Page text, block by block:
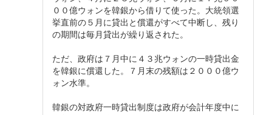
００億ウォンを韓銀から借りて使った。大統領選
挙直前の５月に貸出と償還がすべて中断し、残り
の期間は毎月貸出が繰り返された。
ただ、政府は７月中に４３兆ウォンの一時貸出金
を韓銀に償還した。７月末の残額は２０００億ウ
ォン水準。
韓銀の対政府一時貸出制度は政府が会計年度中に